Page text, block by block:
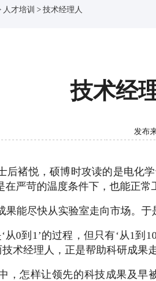
人才培训 > 技术经理人
技术经
发布
后褚悦，硕博时攻读的是电化
在严苛的温度条件下，也能正常
果能尽快从实验室走向市场。
从0到1’的过程，但只有‘从1
术经理人，正是帮助科研成果
，怎样让领先的科技成果及